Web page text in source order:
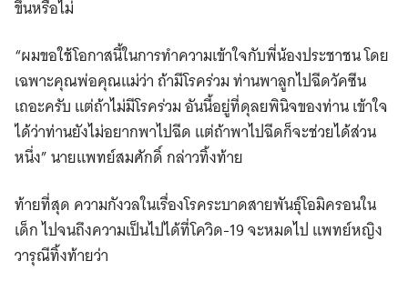
Search
for:
ขึ้นหรือไม่
“ผมขอใช้โอกาสนี้ในการทำความเข้าใจกับพี่น้องประชาชน โดย
เฉพาะคุณพ่อคุณแม่ว่า ถ้ามีโรคร่วม ท่านพาลูกไปฉีดวัคซีน
เถอะครับ แต่ถ้าไม่มีโรคร่วม อันนี้อยู่ที่ดุลยพินิจของท่าน เข้าใจ
ได้ว่าท่านยังไม่อยากพาไปฉีด แต่ถ้าพาไปฉีดก็จะช่วยได้ส่วน
หนึ่ง” นายแพทย์สมศักดิ์ กล่าวทิ้งท้าย
ท้ายที่สุด ความกังวลในเรื่องโรคระบาดสายพันธุ์โอมิครอนใน
เด็ก ไปจนถึงความเป็นไปได้ที่โควิด-19 จะหมดไป แพทย์หญิง
วารุณีทิ้งท้ายว่า